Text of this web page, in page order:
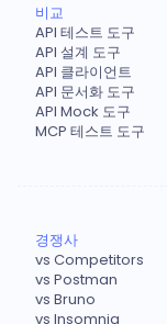
비교
API 테스트 도구
API 설계 도구
API 클라이언트
API 문서화 도구
API Mock 도구
MCP 테스트 도구
경쟁사
vs Competitors
vs Postman
vs Bruno
vs Insomnia